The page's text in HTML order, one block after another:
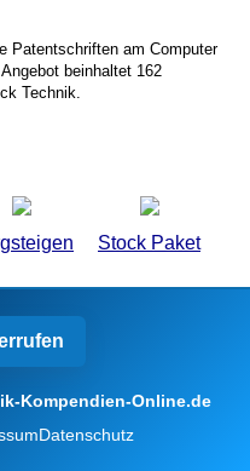
Patentschriften am Computer
beinhaltet 162
Technik.
Stock Paket
Kompendien-Online.de
Datenschutz